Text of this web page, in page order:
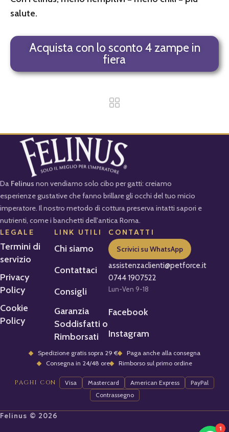
salute.
Acquista con lo sconto 4 zampe in
fiera
Da Felinus non vendiamo solo cibo per gatti: creiamo
esperienze gustative che fanno brillare gli occhi del tuo micio
imperatore. Il nostro metodo di cottura preserva intatti sapori e
nutrienti, come i banchetti dell'antica Roma.
LEGALE
Termini di
servizio
Privacy
Policy
Cookie
Policy
LINK UTILI
Chi siamo
Contattaci
Consigli
Garanzia
Soddisfatti o
Rimborsati
CONTATTI
Scrivici su WhatsApp
assistenzaclienti@petforce.it
0744 1907522
Lun-Ven 9-18
Facebook
Instagram
Spedizione gratis sopra 29 €
Paga anche alla consegna
Consegna in 24/48 ore
Rimborso sul primo ordine
PAGHI CON Visa Mastercard American Express
PayPal
Contrassegno
Felinus © 2026